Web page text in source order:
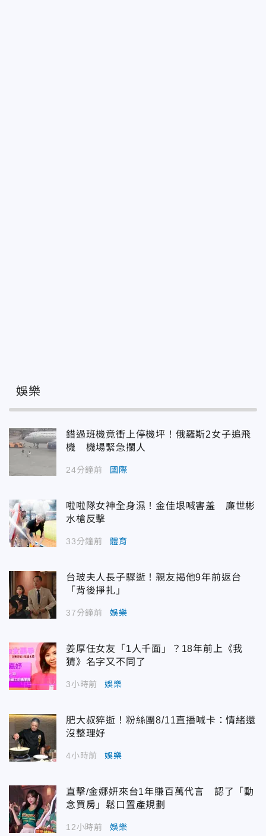
娛樂
錯過班機竟衝上停機坪！俄羅斯2女子追飛
機 機場緊急攔人
24分鐘前 國際
啦啦隊女神全身濕！金佳垠喊害羞 廉世彬
水槍反擊
33分鐘前 體育
台玻夫人長子驟逝！親友揭他9年前返台
「背後掙扎」
37分鐘前 娛樂
姜厚任女友「1人千面」？18年前上《我
猜》名字又不同了
3小時前 娛樂
肥大叔猝逝！粉絲團8/11直播喊卡：情緒還
沒整理好
4小時前 娛樂
直擊/金娜妍來台1年賺百萬代言 認了「動
念買房」鬆口置產規劃
12小時前 娛樂